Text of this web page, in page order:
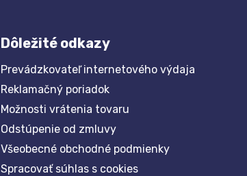
Dôležité odkazy
Prevádzkovateľ internetového výdaja
Reklamačný poriadok
Možnosti vrátenia tovaru
Odstúpenie od zmluvy
Všeobecné obchodné podmienky
Spracovať súhlas s cookies